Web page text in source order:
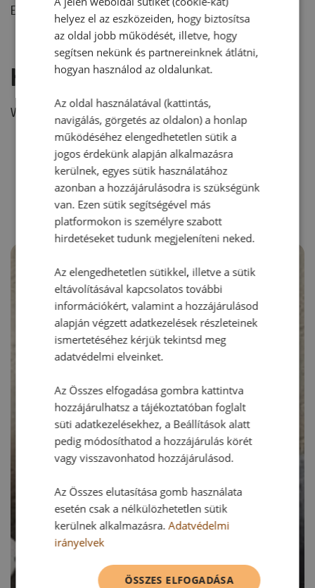
Ehhez a recepthez még nem érkezett hozzászólás.
Hozzászólás írása
Vélemény írásához, kérjük, jelentkezz be!
RECEPTAJÁNLÓ
helyez el az eszközeiden, hogy biztosítsa
az oldal jobb működését, illetve, hogy
segítsen nekünk és partnereinknek átlátni,
hogyan használod az oldalunkat.
Az oldal használatával (kattintás,
navigálás, görgetés az oldalon) a honlap
működéséhez elengedhetetlen sütik a
jogos érdekünk alapján alkalmazásra
kerülnek, egyes sütik használatához
azonban a hozzájárulásodra is szükségünk
van. Ezen sütik segítségével más
platformokon is személyre szabott
hirdetéseket tudunk megjeleníteni neked.
Az elengedhetetlen sütikkel, illetve a sütik
eltávolításával kapcsolatos további
információkért, valamint a hozzájárulásod
alapján végzett adatkezelések részleteinek
ismertetéséhez kérjük tekintsd meg
adatvédelmi elveinket.
Az Összes elfogadása gombra kattintva
hozzájárulhatsz a tájékoztatóban foglalt
süti adatkezelésekhez, a Beállítások alatt
pedig módosíthatod a hozzájárulás körét
vagy visszavonhatod hozzájárulásod.
Az Összes elutasítása gomb használata
esetén csak a nélkülözhetetlen sütik
kerülnek alkalmazásra.Adatvédelmi
irányelvek
ÖSSZES ELFOGADÁSA